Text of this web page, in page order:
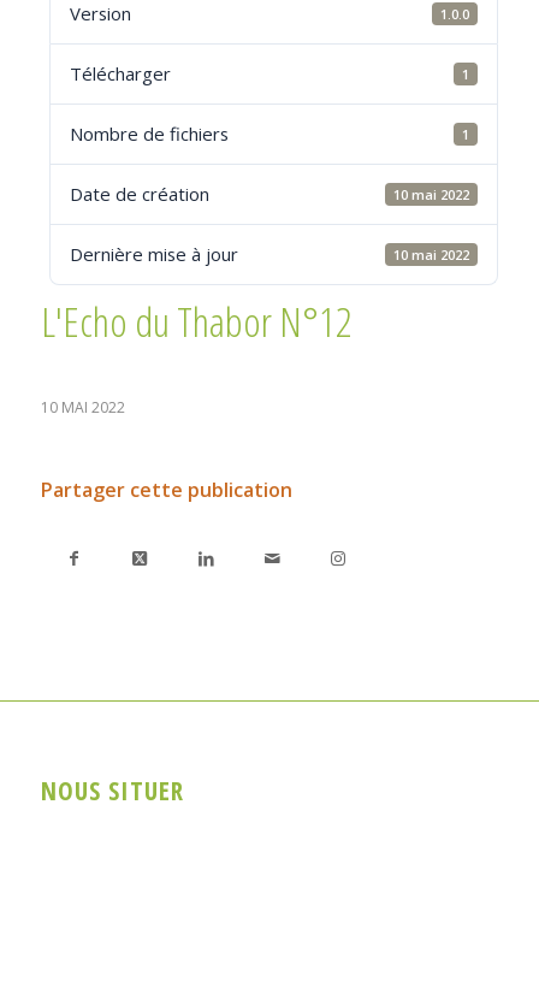
Version 1.0.0
Télécharger 1
Nombre de fichiers 1
Date de création 10 mai 2022
Dernière mise à jour 10 mai 2022
L'Echo du Thabor N°12
10 MAI 2022
Partager cette publication
NOUS SITUER